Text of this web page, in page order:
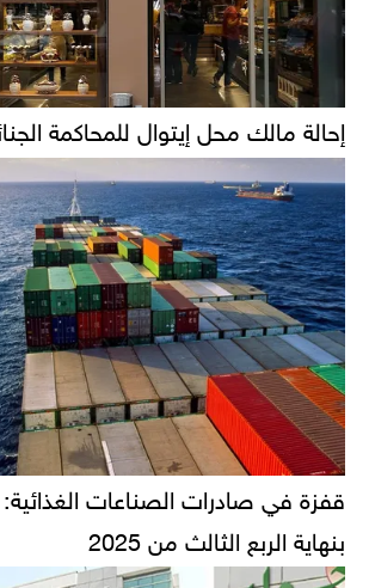
إحالة مالك محل إيتوال للمحاكمة
بنهاية الربع الثالث من 2025